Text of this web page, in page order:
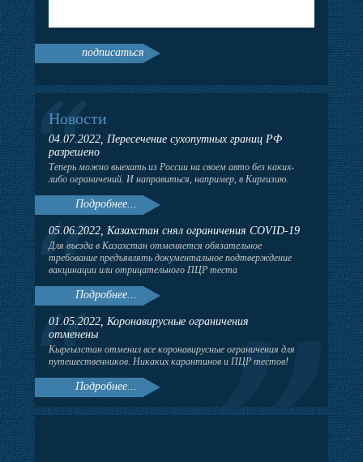
подписаться
Новости
04.07.2022, Пересечение сухопутных границ РФ
разрешено
Теперь можно выехать из России на своем авто без каких-
либо ограничений. И направиться, например, в Киргизию.
Подробнее...
05.06.2022, Казахстан снял ограничения COVID-19
Для въезда в Казахстан отменяется обязательное
требование предъявлять документальное подтверждение
вакцинации или отрицательного ПЦР теста
Подробнее...
01.05.2022, Коронавирусные ограничения
отменены
Кыргызстан отменил все коронавирусные ограничения для
путешественников. Никаких карантинов и ПЦР тестов!
Подробнее...